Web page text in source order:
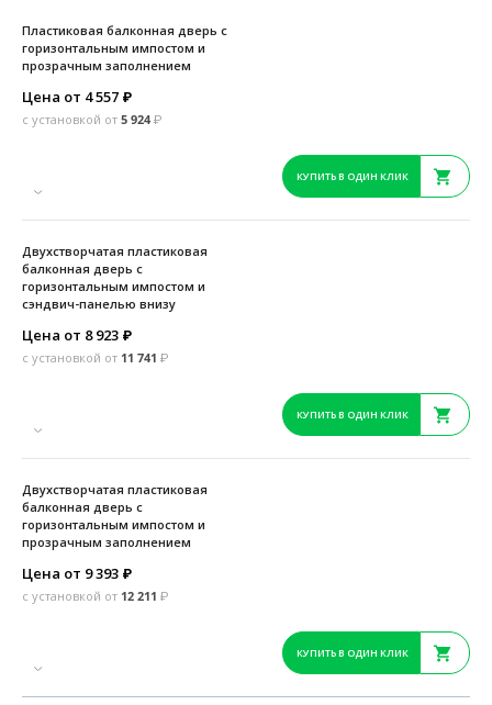
Пластиковая балконная дверь с
горизонтальным импостом и
прозрачным заполнением
Цена от 4 557 ₽
с установкой от 5 924 ₽
КУПИТЬ В ОДИН КЛИК
Двухстворчатая пластиковая
балконная дверь с
горизонтальным импостом и
сэндвич-панелью внизу
Цена от 8 923 ₽
с установкой от 11 741 ₽
КУПИТЬ В ОДИН КЛИК
Двухстворчатая пластиковая
балконная дверь с
горизонтальным импостом и
прозрачным заполнением
Цена от 9 393 ₽
с установкой от 12 211 ₽
КУПИТЬ В ОДИН КЛИК